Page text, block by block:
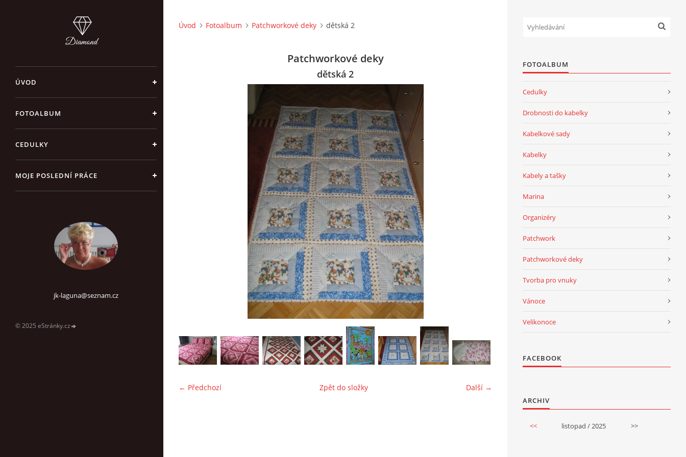
ÚVOD
FOTOALBUM
CEDULKY
MOJE POSLEDNÍ PRÁCE
jk-laguna@seznam.cz
© 2025 eStránky.cz
Úvod Fotoalbum Patchworkové deky dětská 2
Patchworkové deky
dětská 2
← Předchozí Další →
Zpět do složky
FOTOALBUM
Cedulky
Drobnosti do kabelky
Kabelkové sady
Kabelky
Kabely a tašky
Marina
Organizéry
Patchwork
Patchworkové deky
Tvorba pro vnuky
Vánoce
Velikonoce
FACEBOOK
ARCHIV
<< listopad / 2025 >>